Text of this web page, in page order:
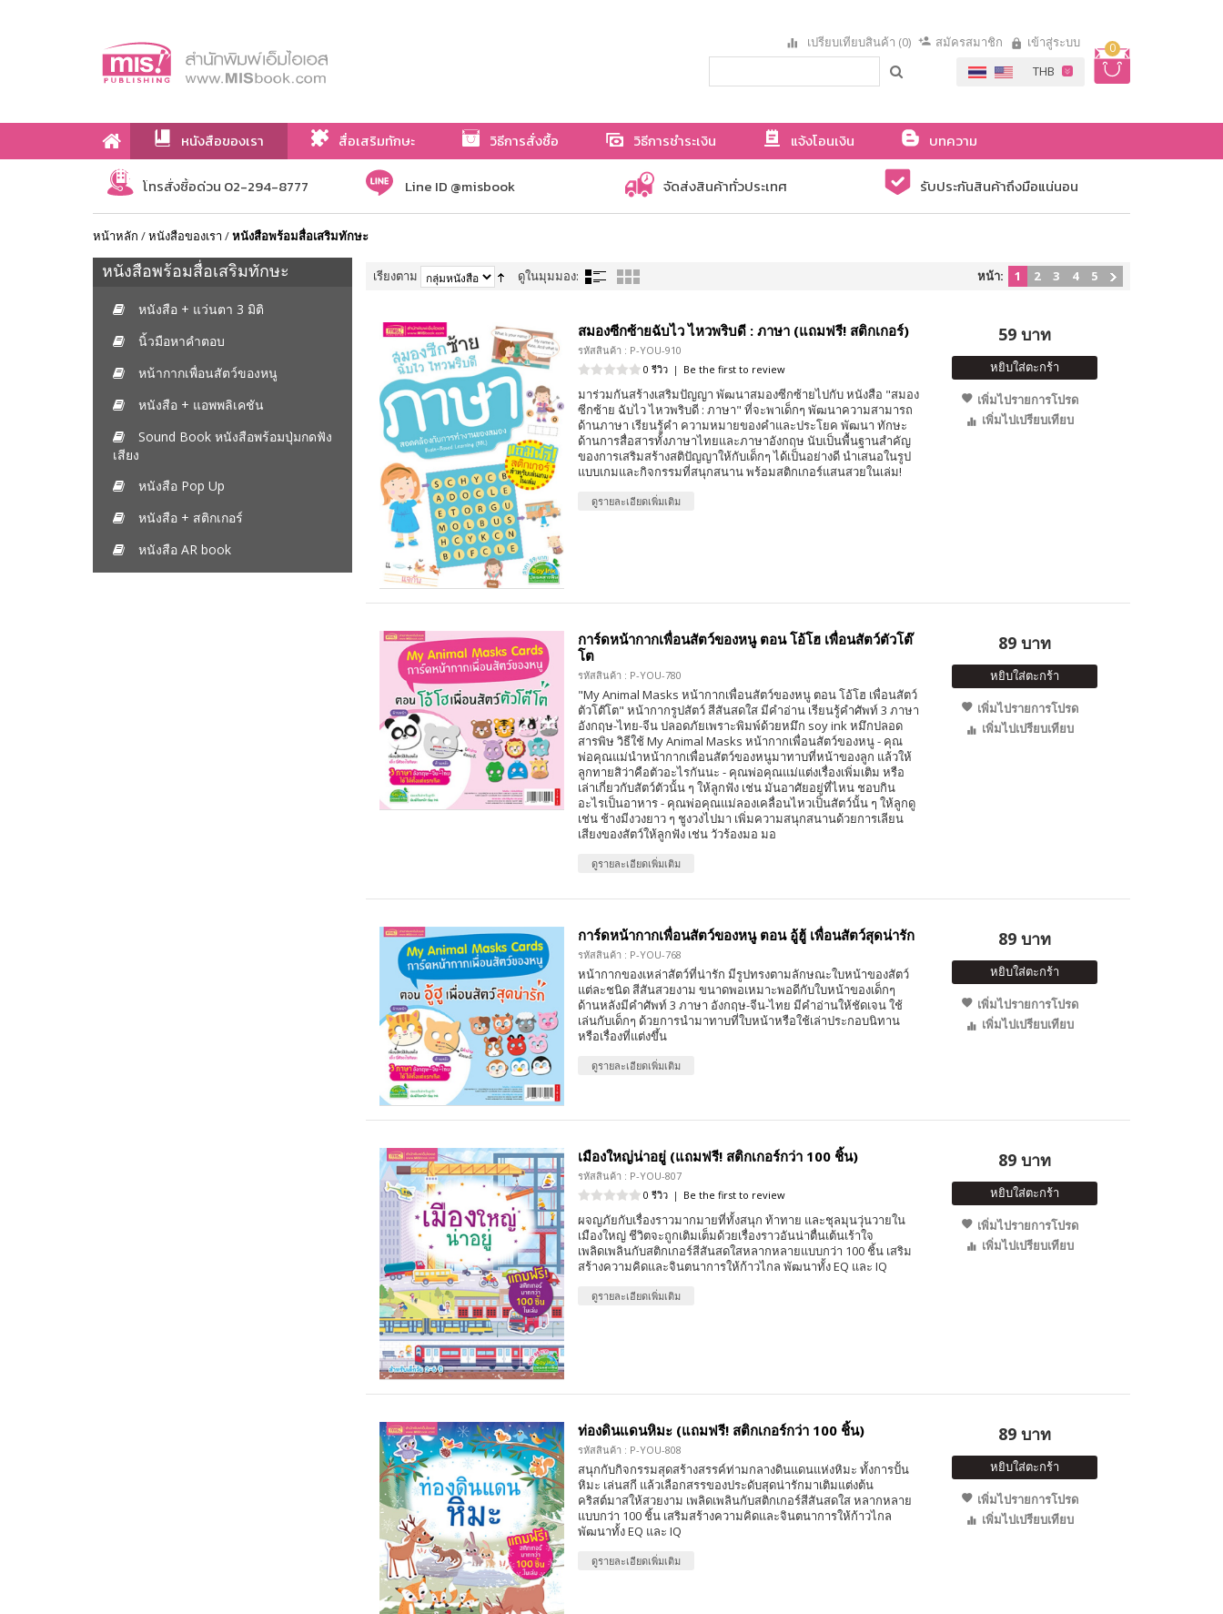
0
เปรียบเทียบสินค้า (0) สมัครสมาชิก เข้าสู่ระบบ
หนังสือของเรา สื่อเสริมทักษะ วิธีการสั่งซื้อ วิธีการชำระเงิน แจ้งโอนเงิน
บทความ
เกี่ยวกับเรา
โทรสั่งซื้อด่วน 02-294-8777 Line ID @misbook จัดส่งสินค้าทั่วประเทศ รับประกันสินค้าถึงมือแน่นอน
หน้าหลัก /หนังสือของเรา /หนังสือพร้อมสื่อเสริมทักษะ
หนังสือพร้อมสื่อเสริมทักษะ
หนังสือ + แว่นตา 3 มิติ
นิ้วมือหาคำตอบ
หน้ากากเพื่อนสัตว์ของหนู
หนังสือ + แอพพลิเคชัน
Sound Book หนังสือพร้อมปุ่มกดฟัง
เสียง
หนังสือ Pop Up
หนังสือ + สติกเกอร์
หนังสือ AR book
เรียงตาม ดูในมุมมอง: หน้า: 1 2 3 4 5
สมองซีกซ้ายฉับไว ไหวพริบดี : ภาษา (แถมฟรี! สติกเกอร์)
รหัสสินค้า : P-YOU-910
0 รีวิว | Be the first to review
มาร่วมกันสร้างเสริมปัญญา พัฒนาสมองซีกซ้ายไปกับ หนังสือ "สมอง
ซีกซ้าย ฉับไว ไหวพริบดี : ภาษา" ที่จะพาเด็กๆ พัฒนาความสามารถ
ด้านภาษา เรียนรู้คำ ความหมายของคำและประโยค พัฒนา ทักษะ
ด้านการสื่อสารทั้งภาษาไทยและภาษาอังกฤษ นับเป็นพื้นฐานสำคัญ
ของการเสริมสร้างสติปัญญาให้กับเด็กๆ ได้เป็นอย่างดี นำเสนอในรูป
แบบเกมและกิจกรรมที่สนุกสนาน พร้อมสติกเกอร์แสนสวยในเล่ม!
ดูรายละเอียดเพิ่มเติม
59 บาท
หยิบใส่ตะกร้า
เพิ่มไปรายการโปรด
เพิ่มไปเปรียบเทียบ
การ์ดหน้ากากเพื่อนสัตว์ของหนู ตอน โอ้โฮ เพื่อนสัตว์ตัวโต๊
โต
รหัสสินค้า : P-YOU-780
"My Animal Masks หน้ากากเพื่อนสัตว์ของหนู ตอน โอ้โฮ เพื่อนสัตว์
ตัวโต๊โต" หน้ากากรูปสัตว์ สีสันสดใส มีคำอ่าน เรียนรู้คำศัพท์ 3 ภาษา
อังกฤษ-ไทย-จีน ปลอดภัยเพราะพิมพ์ด้วยหมึก soy ink หมึกปลอด
สารพิษ วิธีใช้ My Animal Masks หน้ากากเพื่อนสัตว์ของหนู - คุณ
พ่อคุณแม่นำหน้ากากเพื่อนสัตว์ของหนูมาทาบที่หน้าของลูก แล้วให้
ลูกทายสิว่าคือตัวอะไรกันนะ - คุณพ่อคุณแม่แต่งเรื่องเพิ่มเติม หรือ
เล่าเกี่ยวกับสัตว์ตัวนั้น ๆ ให้ลูกฟัง เช่น มันอาศัยอยู่ที่ไหน ชอบกิน
อะไรเป็นอาหาร - คุณพ่อคุณแม่ลองเคลื่อนไหวเป็นสัตว์นั้น ๆ ให้ลูกดู
เช่น ช้างมีงวงยาว ๆ ชูงวงไปมา เพิ่มความสนุกสนานด้วยการเลียน
เสียงของสัตว์ให้ลูกฟัง เช่น วัวร้องมอ มอ
ดูรายละเอียดเพิ่มเติม
89 บาท
หยิบใส่ตะกร้า
เพิ่มไปรายการโปรด
เพิ่มไปเปรียบเทียบ
การ์ดหน้ากากเพื่อนสัตว์ของหนู ตอน อู้ฮู้ เพื่อนสัตว์สุดน่ารัก
รหัสสินค้า : P-YOU-768
หน้ากากของเหล่าสัตว์ที่น่ารัก มีรูปทรงตามลักษณะใบหน้าของสัตว์
แต่ละชนิด สีสันสวยงาม ขนาดพอเหมาะพอดีกับใบหน้าของเด็กๆ
ด้านหลังมีคำศัพท์ 3 ภาษา อังกฤษ-จีน-ไทย มีคำอ่านให้ชัดเจน ใช้
เล่นกับเด็กๆ ด้วยการนำมาทาบที่ใบหน้าหรือใช้เล่าประกอบนิทาน
หรือเรื่องที่แต่งขึ้น
ดูรายละเอียดเพิ่มเติม
89 บาท
หยิบใส่ตะกร้า
เพิ่มไปรายการโปรด
เพิ่มไปเปรียบเทียบ
เมืองใหญ่น่าอยู่ (แถมฟรี! สติกเกอร์กว่า 100 ชิ้น)
รหัสสินค้า : P-YOU-807
0 รีวิว | Be the first to review
ผจญภัยกับเรื่องราวมากมายที่ทั้งสนุก ท้าทาย และชุลมุนวุ่นวายใน
เมืองใหญ่ ชีวิตจะถูกเติมเต็มด้วยเรื่องราวอันน่าตื่นเต้นเร้าใจ
เพลิดเพลินกับสติกเกอร์สีสันสดใสหลากหลายแบบกว่า 100 ชิ้น เสริม
สร้างความคิดและจินตนาการให้ก้าวไกล พัฒนาทั้ง EQ และ IQ
ดูรายละเอียดเพิ่มเติม
89 บาท
หยิบใส่ตะกร้า
เพิ่มไปรายการโปรด
เพิ่มไปเปรียบเทียบ
ท่องดินแดนหิมะ (แถมฟรี! สติกเกอร์กว่า 100 ชิ้น)
รหัสสินค้า : P-YOU-808
สนุกกับกิจกรรมสุดสร้างสรรค์ท่ามกลางดินแดนแห่งหิมะ ทั้งการปั้น
หิมะ เล่นสกี แล้วเลือกสรรของประดับสุดน่ารักมาเติมแต่งต้น
คริสต์มาสให้สวยงาม เพลิดเพลินกับสติกเกอร์สีสันสดใส หลากหลาย
แบบกว่า 100 ชิ้น เสริมสร้างความคิดและจินตนาการให้ก้าวไกล
พัฒนาทั้ง EQ และ IQ
ดูรายละเอียดเพิ่มเติม
89 บาท
หยิบใส่ตะกร้า
เพิ่มไปรายการโปรด
เพิ่มไปเปรียบเทียบ